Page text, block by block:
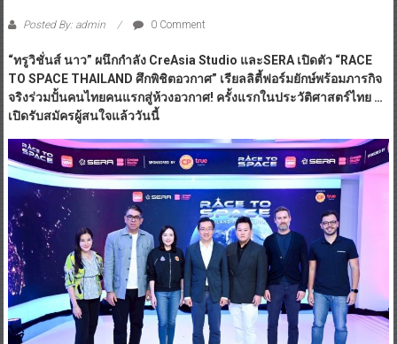
Posted By: admin 0 Comment
“ทรูวิชั่นส์ นาว” ผนึกกำลัง CreAsia Studio และSERA เปิดตัว “RACE
TO SPACE THAILAND ศึกพิชิตอวกาศ” เรียลลิตี้ฟอร์มยักษ์พร้อมภารกิจ
จริงร่วมปั้นคนไทยคนแรกสู่ห้วงอวกาศ! ครั้งแรกในประวัติศาสตร์ไทย …
เปิดรับสมัครผู้สนใจแล้ววันนี้